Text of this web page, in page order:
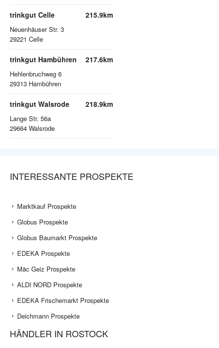
trinkgut Celle
Neuenhäuser Str. 3
29221 Celle
215.9km
trinkgut Hambühren
Hehlenbruchweg 6
29313 Hambühren
217.6km
trinkgut Walsrode
Lange Str. 56a
29664 Walsrode
218.9km
INTERESSANTE PROSPEKTE
Marktkauf Prospekte
Globus Prospekte
Globus Baumarkt Prospekte
EDEKA Prospekte
Mäc Geiz Prospekte
ALDI NORD Prospekte
EDEKA Frischemarkt Prospekte
Deichmann Prospekte
HÄNDLER IN ROSTOCK